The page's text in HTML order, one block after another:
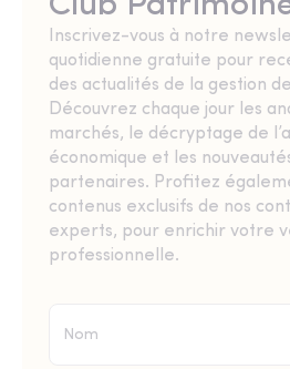
Inscrivez-vous à notre
quotidienne gratuite pour
des actualités de la gestion
Découvrez chaque jour les
marchés, le décryptage de
économique et les
partenaires. Profitez
contenus exclusifs de nos
experts, pour enrichir votre
professionnelle.